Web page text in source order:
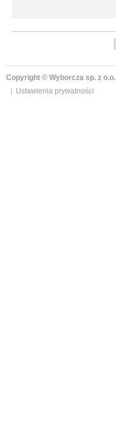
Copyright © Wyborcza sp. z o.o.
Ustawienia prywatności